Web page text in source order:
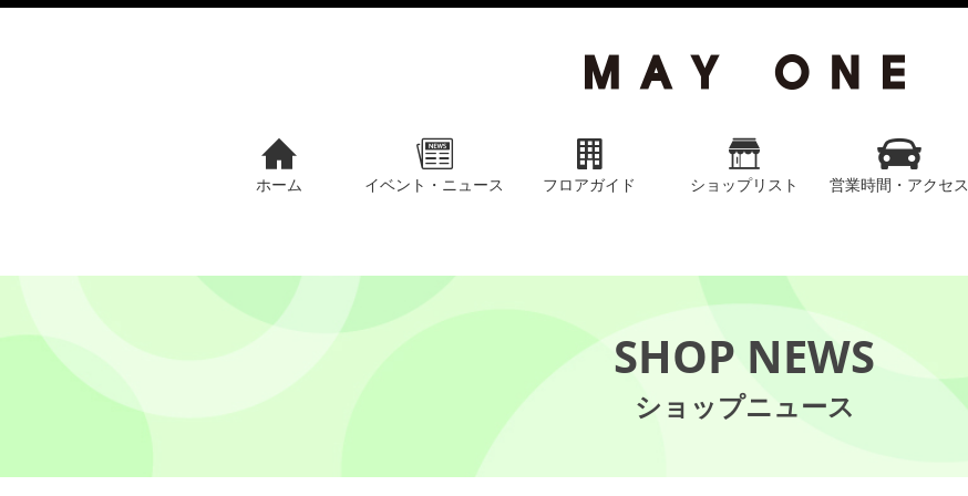
ホーム イベント・ニュース フロアガイド ショップリスト 営業時間・アクセス
SHOP NEWS